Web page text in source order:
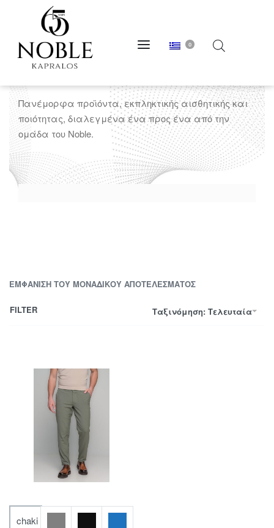
0
chaki
Πανέμορφα προϊόντα, εκπληκτικής αισθητικής και
ποιότητας, διαλεγμένα ένα προς ένα από την
ομάδα του Noble.
ΕΜΦΆΝΙΣΗ ΤΟΥ ΜΟΝΑΔΙΚΟΎ ΑΠΟΤΕΛΈΣΜΑΤΟΣ
Ταξινόμηση: Τελευταία
FILTER
chaki